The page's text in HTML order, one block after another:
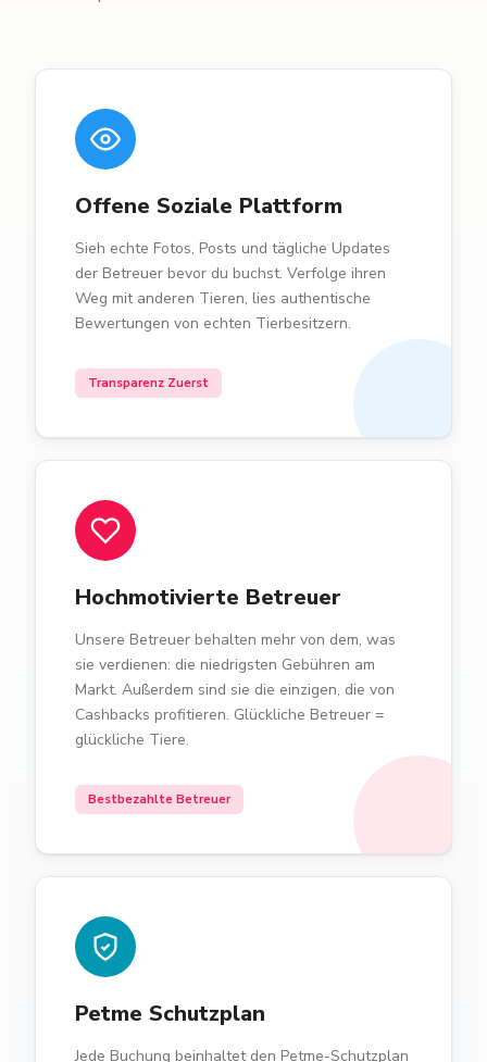
Offene Soziale Plattform
Sieh echte Fotos, Posts und tägliche Updates
der Betreuer bevor du buchst. Verfolge ihren
Weg mit anderen Tieren, lies authentische
Bewertungen von echten Tierbesitzern.
Transparenz Zuerst
Hochmotivierte Betreuer
Unsere Betreuer behalten mehr von dem, was
sie verdienen: die niedrigsten Gebühren am
Markt. Außerdem sind sie die einzigen, die von
Cashbacks profitieren. Glückliche Betreuer =
glückliche Tiere.
Bestbezahlte Betreuer
Petme Schutzplan
Jede Buchung beinhaltet den Petme-Schutzplan